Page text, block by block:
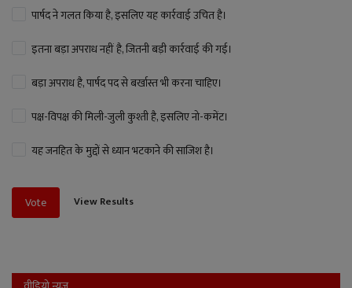
पार्षद ने गलत किया है, इसलिए यह कार्रवाई उचित है।
इतना बड़ा अपराध नहीं है, जितनी बड़ी कार्रवाई की गई।
बड़ा अपराध है, पार्षद पद से बर्खास्त भी करना चाहिए।
पक्ष-विपक्ष की मिली-जुली कुश्ती है, इसलिए नो-कमेंट।
यह जनहित के मुद्दों से ध्यान भटकाने की साजिश है।
Vote View Results